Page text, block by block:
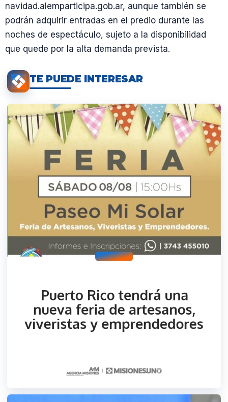
navidad.alemparticipa.gob.ar, aunque también se
podrán adquirir entradas en el predio durante las
noches de espectáculo, sujeto a la disponibilidad
que quede por la alta demanda prevista.
TE PUEDE INTERESAR